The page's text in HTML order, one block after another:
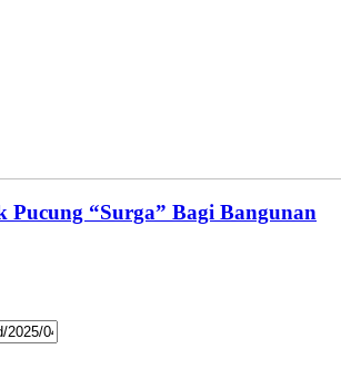
Pucung “Surga” Bagi Bangunan